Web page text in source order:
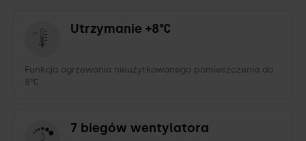
Utrzymanie +8°C
Funkcja ogrzewania nieużytkowanego pomieszczenia do
8°C.
7 biegów wentylatora